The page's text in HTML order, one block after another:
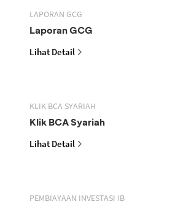
LAPORAN GCG
Laporan GCG
Lihat Detail
KLIK BCA SYARIAH
Klik BCA Syariah
Lihat Detail
PEMBIAYAAN INVESTASI IB